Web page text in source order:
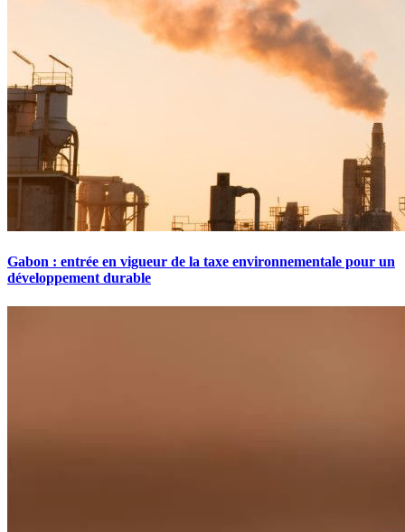
Gabon : entrée en vigueur de la taxe environnementale pour un
développement durable